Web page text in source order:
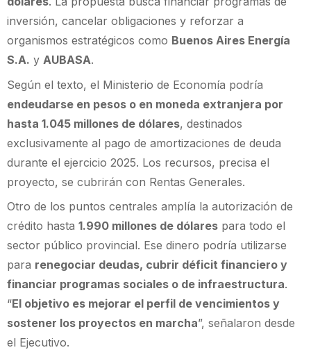
inversión, cancelar obligaciones y reforzar a
organismos estratégicos como Buenos Aires Energía
S.A. y AUBASA.
Según el texto, el Ministerio de Economía podría
endeudarse en pesos o en moneda extranjera por
hasta 1.045 millones de dólares, destinados
exclusivamente al pago de amortizaciones de deuda
durante el ejercicio 2025. Los recursos, precisa el
proyecto, se cubrirán con Rentas Generales.
Otro de los puntos centrales amplía la autorización de
crédito hasta 1.990 millones de dólares para todo el
sector público provincial. Ese dinero podría utilizarse
para renegociar deudas, cubrir déficit financiero y
financiar programas sociales o de infraestructura.
“El objetivo es mejorar el perfil de vencimientos y
sostener los proyectos en marcha”, señalaron desde
el Ejecutivo.